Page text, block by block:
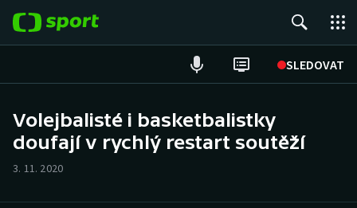
SLEDOVAT
Hokej
Volejbalisté i basketbalistky
doufají v rychlý restart soutěží
3. 11. 2020